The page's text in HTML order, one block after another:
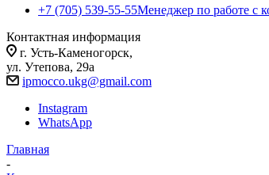
+7 (705) 539-55-55Менеджер по работе с
Контактная информация
г. Усть-Каменогорск,
ул. Утепова, 29а
ipmocco.ukg@gmail.com
Instagram
WhatsApp
Главная
-